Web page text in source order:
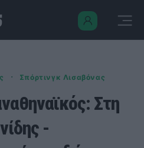
· Σπόρτινγκ Λισαβόνας
Στη
-